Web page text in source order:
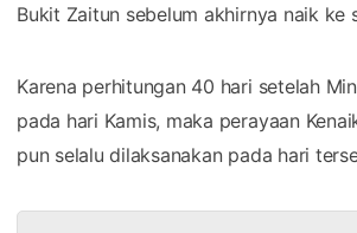
Bukit Zaitun sebelum akhirnya naik ke
Karena perhitungan 40 hari setelah
pada hari Kamis, maka perayaan
pun selalu dilaksanakan pada hari